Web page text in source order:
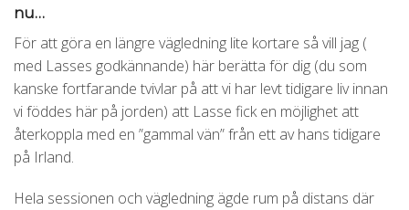
nu…
För att göra en längre vägledning lite kortare så vill jag (
med Lasses godkännande) här berätta för dig (du som
kanske fortfarande tvivlar på att vi har levt tidigare liv innan
vi föddes här på jorden) att Lasse fick en möjlighet att
återkoppla med en ”gammal vän” från ett av hans tidigare
på Irland.
Hela sessionen och vägledning ägde rum på distans där